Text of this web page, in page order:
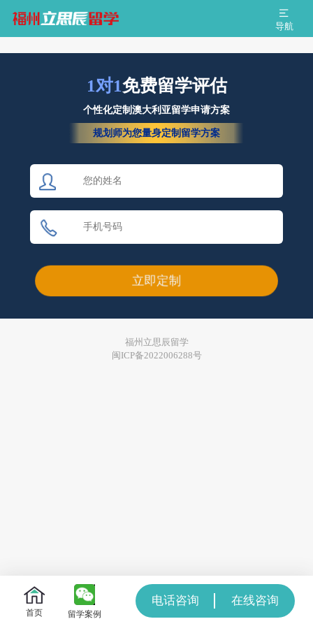
导航
1对1免费留学评估
个性化定制澳大利亚留学申请方案
规划师为您量身定制留学方案
立即定制
福州立思辰留学
闽ICP备2022006288号
首页 留学案例
电话咨询 在线咨询